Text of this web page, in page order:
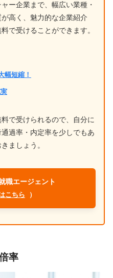
ー企業まで、幅広い業種・
高く、魅力的な企業紹介
で受けることができます。
幅短縮！
で受けられるので、自分に
過率・内定率を少しでもあ
ましょう。
職エージェント
こちら ）
率